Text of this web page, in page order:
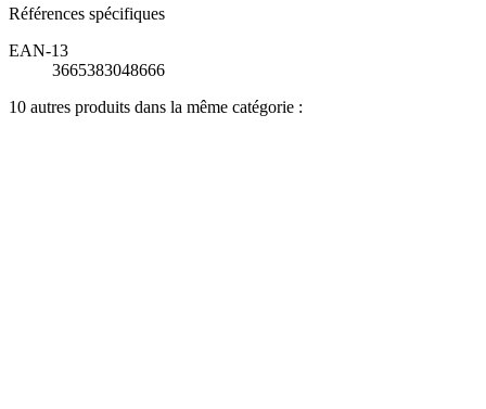
Références spécifiques
EAN-13
3665383048666
10 autres produits dans la même catégorie :